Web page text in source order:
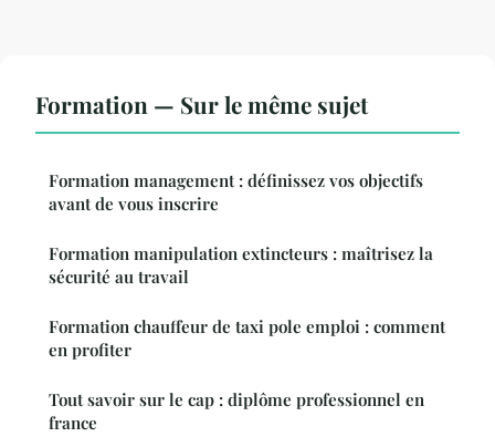
Formation — Sur le même sujet
Formation management : définissez vos objectifs
avant de vous inscrire
Formation manipulation extincteurs : maîtrisez la
sécurité au travail
Formation chauffeur de taxi pole emploi : comment
en profiter
Tout savoir sur le cap : diplôme professionnel en
france